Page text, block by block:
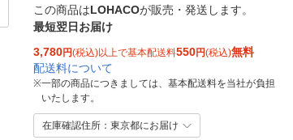
この商品はLOHACOが販売・発送します。
最短翌日お届け
3,780円(税込)以上で基本配送料550円(税込)無料
配送料について
※一部の商品につきましては、基本配送料を当社が負担
いたします。
在庫確認住所：東京都にお届け